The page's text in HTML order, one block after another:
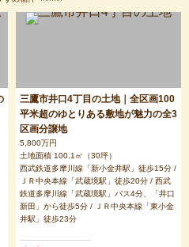
三鷹市井口4丁目の土地｜全区画100
平米超のゆとりある敷地が魅力の全3
区画分譲地
5,800万円
土地面積 100.1㎡（30坪）
西武鉄道多摩川線「新小金井駅」徒歩15分 /
ＪＲ中央本線「武蔵境駅」徒歩20分 / 西武
鉄道多摩川線「武蔵境駅」バス4分、「井口
新田」から徒歩5分 / ＪＲ中央本線「東小金
井駅」徒歩23分